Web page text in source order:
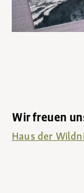
Wir freuen
Haus der